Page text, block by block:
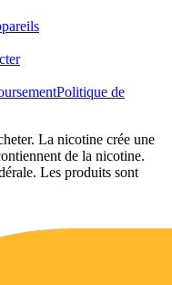
Politique de
La nicotine crée une
de la nicotine.
Les produits sont